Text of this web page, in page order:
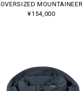
OVERSIZED MOUNTAINEER
¥154,000